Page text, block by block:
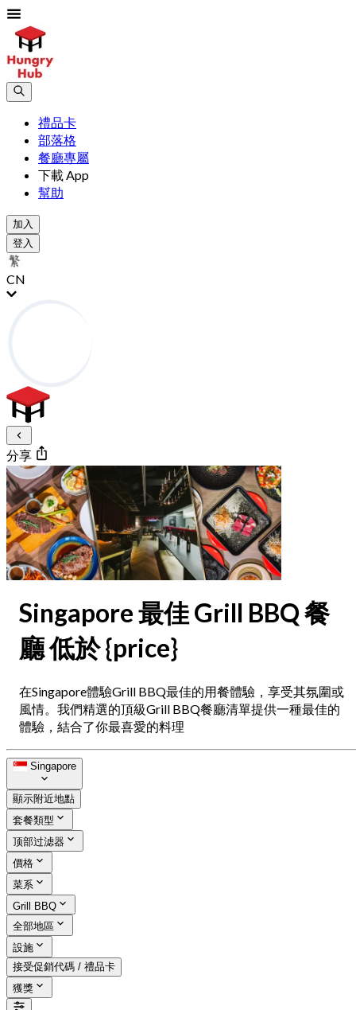
禮品卡
部落格
餐廳專屬
下載 App
幫助
加入
登入
CN
分享
Singapore 最佳 Grill BBQ 餐
廳 低於 {price}
在Singapore體驗Grill BBQ最佳的用餐體驗，享受其氛圍或
風情。我們精選的頂級Grill BBQ餐廳清單提供一種最佳的
體驗，結合了你最喜愛的料理
Singapore
顯示附近地點
套餐類型
顶部过滤器
價格
菜系
Grill BBQ
全部地區
設施
接受促銷代碼 / 禮品卡
獲獎